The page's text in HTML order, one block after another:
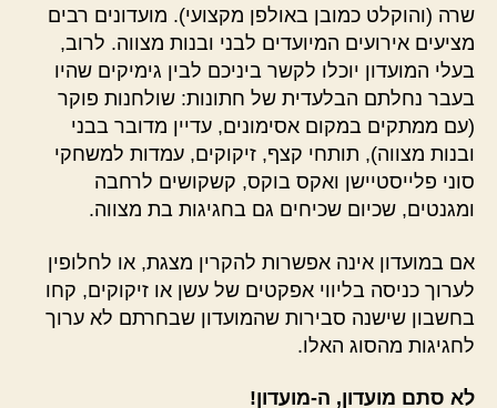
שרה (והוקלט כמובן באולפן מקצועי). מועדונים רבים
מציעים אירועים המיועדים לבני ובנות מצווה. לרוב,
בעלי המועדון יוכלו לקשר ביניכם לבין גימיקים שהיו
בעבר נחלתם הבלעדית של חתונות: שולחנות פוקר
(עם ממתקים במקום אסימונים, עדיין מדובר בבני
ובנות מצווה), תותחי קצף, זיקוקים, עמדות למשחקי
סוני פלייסטיישן ואקס בוקס, קשקושים לרחבה
ומגנטים, שכיום שכיחים גם בחגיגות בת מצווה.
אם במועדון אינה אפשרות להקרין מצגת, או לחלופין
לערוך כניסה בליווי אפקטים של עשן או זיקוקים, קחו
בחשבון שישנה סבירות שהמועדון שבחרתם לא ערוך
לחגיגות מהסוג האלו.
לא סתם מועדון, ה-מועדון!